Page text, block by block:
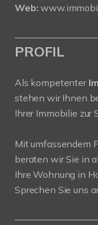
Web:
PROFIL
Als kompetenter
stehen wir Ihnen
Ihrer Immobilie zur
Mit umfassendem
beraten wir Sie in
Ihre Wohnung in
Sprechen Sie uns